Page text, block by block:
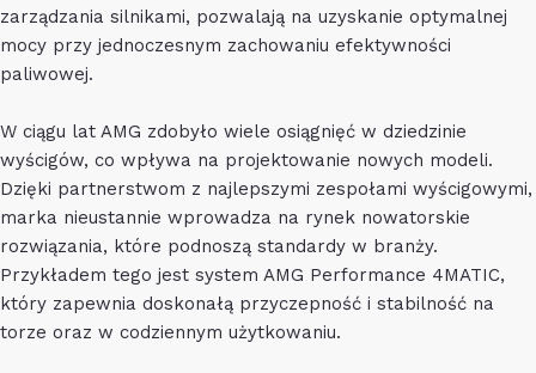
zarządzania silnikami, pozwalają na uzyskanie optymalnej
mocy przy jednoczesnym zachowaniu efektywności
paliwowej.
W ciągu lat AMG zdobyło wiele osiągnięć w dziedzinie
wyścigów, co wpływa na projektowanie nowych modeli.
Dzięki partnerstwom z najlepszymi zespołami wyścigowymi,
marka nieustannie wprowadza na rynek nowatorskie
rozwiązania, które podnoszą standardy w branży.
Przykładem tego jest system AMG Performance 4MATIC,
który zapewnia doskonałą przyczepność i stabilność na
torze oraz w codziennym użytkowaniu.